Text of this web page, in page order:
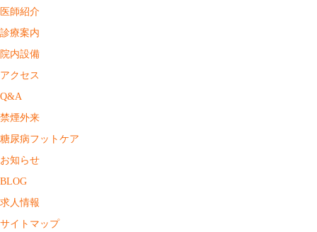
医師紹介
診療案内
院内設備
アクセス
Q&A
禁煙外来
糖尿病フットケア
お知らせ
BLOG
求人情報
サイトマップ